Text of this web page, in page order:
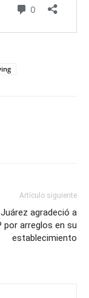
Artículo siguiente
agradeció a
por arreglos en su
establecimiento